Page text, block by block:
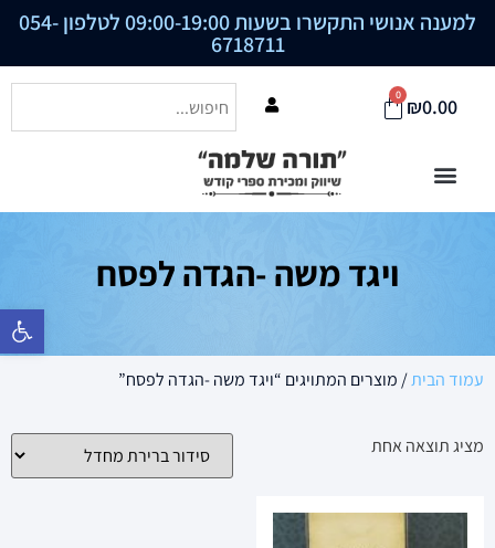
פתח סרגל
למענה אנושי התקשרו בשעות 09:00-19:00 לטלפון 054-
6718711
₪0.00
0
ויגד משה -הגדה לפסח
עמוד הבית/ מוצרים המתויגים “ויגד משה -הגדה לפסח”
מציג תוצאה אחת